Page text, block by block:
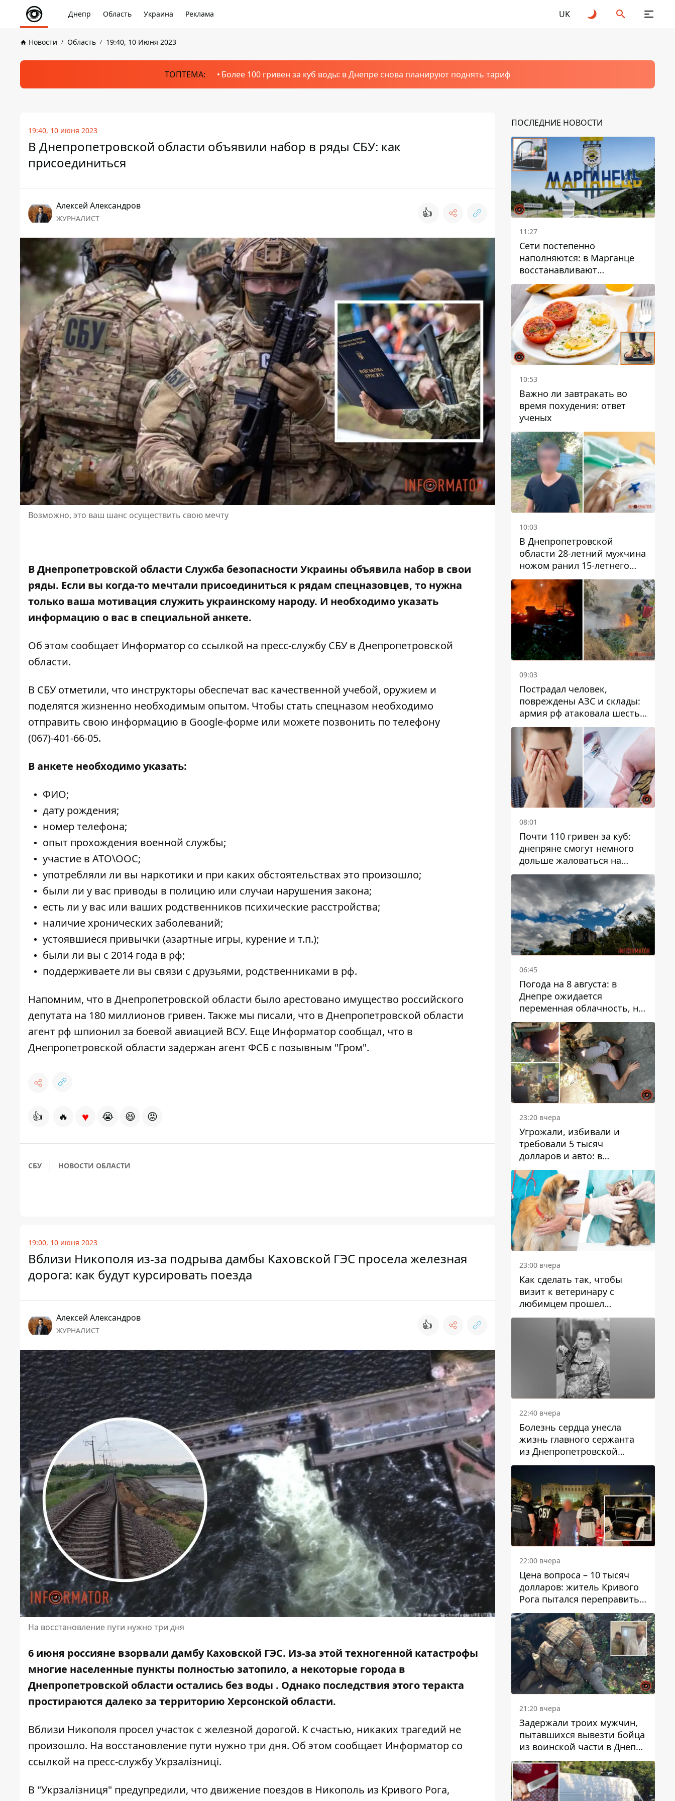
Днепр Область Украина Реклама UK
Новости Область 19:40, 10 Июня 2023
ТОПТЕМА: Более 100 гривен за куб воды: в Днепре снова планируют поднять тариф
19:40, 10 июня 2023
В Днепропетровской области объявили набор в ряды СБУ: как
присоединиться
Алексей Александров
ЖУРНАЛИСТ 👍
Возможно, это ваш шанс осуществить свою мечту
В Днепропетровской области Служба безопасности Украины объявила набор в свои
ряды. Если вы когда-то мечтали присоединиться к рядам спецназовцев, то нужна
только ваша мотивация служить украинскому народу. И необходимо указать
информацию о вас в специальной анкете.
Об этом сообщает Информатор со ссылкой на пресс-службу СБУ в Днепропетровской
области.
В СБУ отметили, что инструкторы обеспечат вас качественной учебой, оружием и
поделятся жизненно необходимым опытом. Чтобы стать спецназом необходимо
отправить свою информацию в Google-форме или можете позвонить по телефону
(067)-401-66-05.
В анкете необходимо указать:
ФИО;
дату рождения;
номер телефона;
опыт прохождения военной службы;
участие в АТО\ООС;
употребляли ли вы наркотики и при каких обстоятельствах это произошло;
были ли у вас приводы в полицию или случаи нарушения закона;
есть ли у вас или ваших родственников психические расстройства;
наличие хронических заболеваний;
устоявшиеся привычки (азартные игры, курение и т.п.);
были ли вы с 2014 года в рф;
поддерживаете ли вы связи с друзьями, родственниками в рф.
Напомним, что в Днепропетровской области было арестовано имущество российского
депутата на 180 миллионов гривен. Также мы писали, что в Днепропетровской области
агент рф шпионил за боевой авиацией ВСУ. Еще Информатор сообщал, что в
Днепропетровской области задержан агент ФСБ с позывным "Гром".
👍 🔥 ♥ 😭 😆 😡
СБУ НОВОСТИ ОБЛАСТИ
19:00, 10 июня 2023
Вблизи Никополя из-за подрыва дамбы Каховской ГЭС просела железная
дорога: как будут курсировать поезда
Алексей Александров
ЖУРНАЛИСТ 👍
На восстановление пути нужно три дня
6 июня россияне взорвали дамбу Каховской ГЭС. Из-за этой техногенной катастрофы
многие населенные пункты полностью затопило, а некоторые города в
Днепропетровской области остались без воды . Однако последствия этого теракта
простираются далеко за территорию Херсонской области.
Вблизи Никополя просел участок с железной дорогой. К счастью, никаких трагедий не
произошло. На восстановление пути нужно три дня. Об этом сообщает Информатор со
ссылкой на пресс-службу Укрзалізниці.
В "Укрзалізниця" предупредили, что движение поездов в Никополь из Кривого Рога,
ПОСЛЕДНИЕ НОВОСТИ
11:27
Сети постепенно
наполняются: в Марганце
восстанавливают
водоснабжение
10:53
Важно ли завтракать во
время похудения: ответ
ученых
10:03
В Днепропетровской
области 28-летний мужчина
ножом ранил 15-летнего
парня
09:03
Пострадал человек,
повреждены АЗС и склады:
армия рф атаковала шесть
районов Днепропетровской
области
08:01
Почти 110 гривен за куб:
днепряне смогут немного
дольше жаловаться на
запланированные тарифы
на воду на 2027 год
06:45
Погода на 8 августа: в
Днепре ожидается
переменная облачность, но
может пойти дождь
23:20 вчера
Угрожали, избивали и
требовали 5 тысяч
долларов и авто: в
Павлограде задержали двух
мужчин
23:00 вчера
Как сделать так, чтобы
визит к ветеринару с
любимцем прошел
спокойно: простые советы
22:40 вчера
Болезнь сердца унесла
жизнь главного сержанта
из Днепропетровской
области Юрия Свистуна
22:00 вчера
Цена вопроса – 10 тысяч
долларов: житель Кривого
Рога пытался переправить
мужчину в Словакию
21:20 вчера
Задержали троих мужчин,
пытавшихся вывезти бойца
из воинской части в Днепр
за 7 тысяч долларов: среди
них был врач